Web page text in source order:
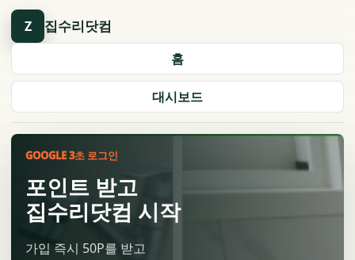
Z 집수리닷컴
홈
대시보드
GOOGLE 3초 로그인
포인트 받고
집수리닷컴 시작
가입 즉시 50P를 받고